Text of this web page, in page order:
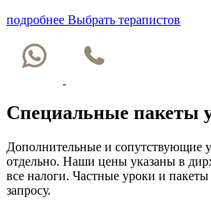
подробнее Выбрать терапистов
Специальные пакеты
Дополнительные и сопутствующие
отдельно. Наши цены указаны в
все налоги. Частные уроки и
запросу.